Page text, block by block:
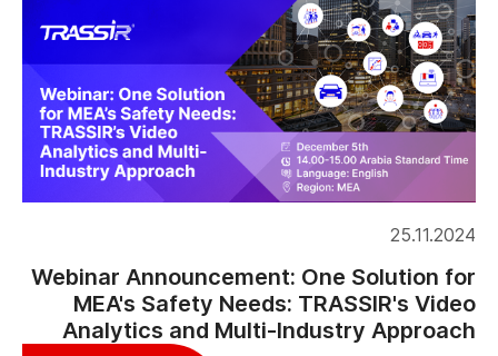
25.11.2024
Webinar Announcement: One Solution for
MEA's Safety Needs: TRASSIR's Video
Analytics and Multi-Industry Approach